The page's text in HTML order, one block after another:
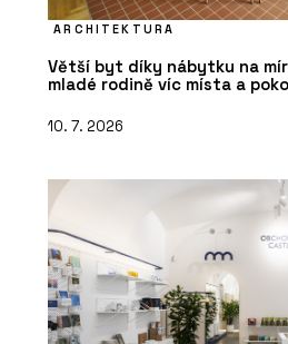
ARCHITEKTURA
Větší byt díky nábytku na
mladé rodině víc místa a
10. 7. 2026